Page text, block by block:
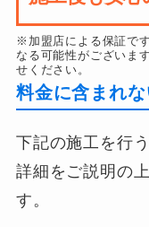
※加盟店による保証で
なる可能性がございま
せください。
料金に含まれ
下記の施工を行
詳細をご説明の
す。